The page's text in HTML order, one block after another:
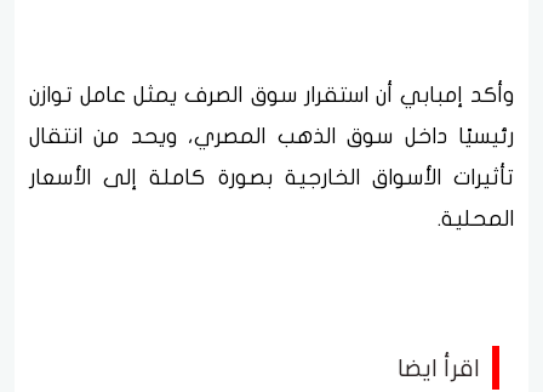
وأكد إمبابي أن استقرار سوق الصرف يمثل عامل توازن
رئيسيًا داخل سوق الذهب المصري، ويحد من انتقال
تأثيرات الأسواق الخارجية بصورة كاملة إلى الأسعار
المحلية.
اقرأ ايضا